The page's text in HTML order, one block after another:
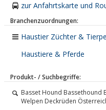
zur Anfahrtskarte und
Branchenzuordnungen:
Haustier Züchter &
Haustiere & Pferde
Produkt- / Suchbegriffe:
Basset Hound Bassethound
Welpen Deckrüden